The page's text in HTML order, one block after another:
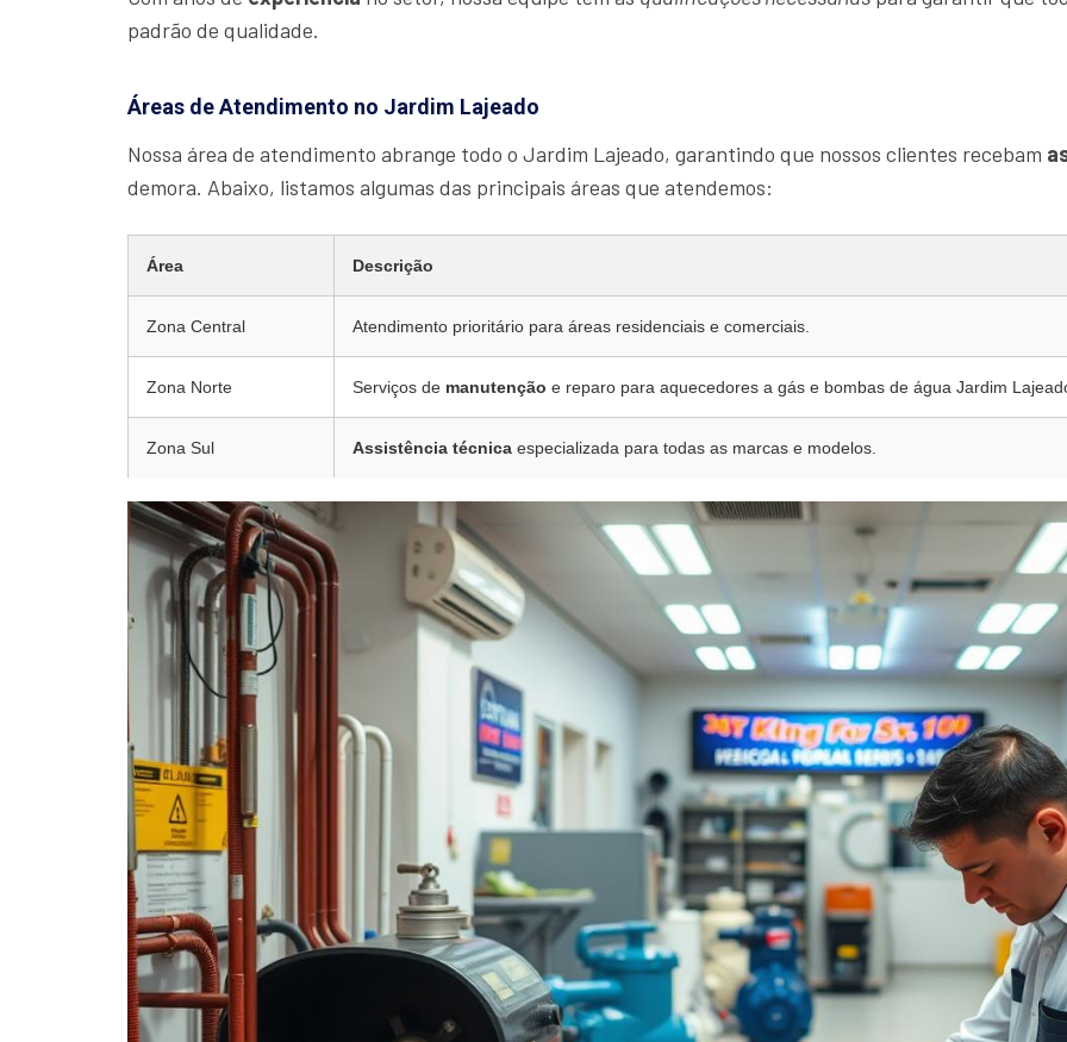
padrão de qualidade.
Áreas de Atendimento no Jardim Lajeado
Nossa área de atendimento abrange todo o Jardim Lajeado, garantindo que nossos clientes recebam
demora. Abaixo, listamos algumas das principais áreas que atendemos:
Área Descrição
Zona Central Atendimento prioritário para áreas residenciais e comerciais.
Zona Norte Serviços de manutenção e reparo para aquecedores a gás e bombas de água Jardim
Zona Sul Assistência técnica especializada para todas as marcas e modelos.